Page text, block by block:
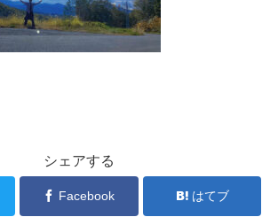
シェアする
Facebook はてブ